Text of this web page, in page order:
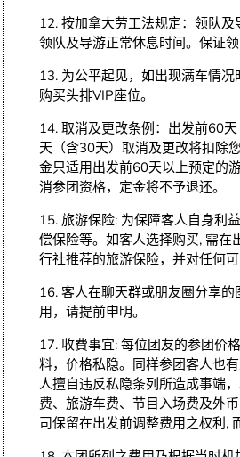
12. 按加拿大劳工法规定：领队
领队及导游正常休息时间。保证
13. 为公平起见，如出现满车情
购买头排VIP座位。
14. 取消及更改条例：出发前60
天（含30天）取消及更改将扣除
金只适用出发前60天以上预定的
消参团资格，定金将不予退还。
15. 旅游保险: 为保障客人自身利
偿保险等。如客人选择购买, 需
行社推荐的旅游保险，并对任何
16. 客人在聊天群或朋友圈分享
用，请提前申明。
17. 收費事宜: 每位团友的参团价
料，价格私隐。同样参团客人也
人擅自违反私隐条列所造成事端
费、旅游车费、节目入场费及外
司保留在出发前调整费用之权利,